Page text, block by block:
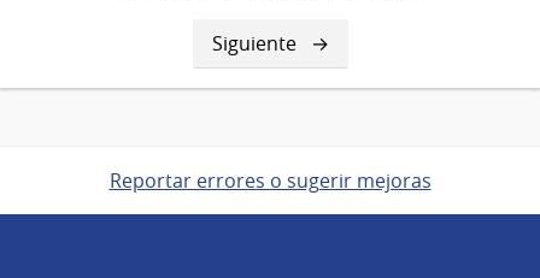
Siguiente
página
Siguiente
Reportar errores o sugerir mejoras